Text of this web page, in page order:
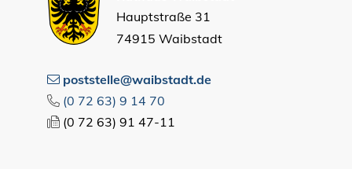
Hauptstraße 31
74915 Waibstadt
poststelle@waibstadt.de
(0 72 63) 9 14 70
(0 72 63) 91 47-11